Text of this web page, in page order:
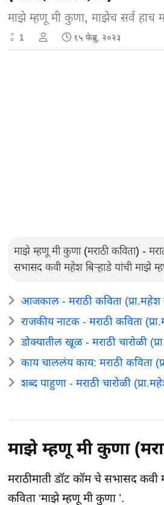
माझे म्हणू मी कुणा, माझेच सर्व हाच
1 १५ फेब्रु, २०२३
माझे म्हणू मी कुणा (मराठी कविता) -
सभासद कवी महेश बिऱ्हाडे यांची माझे
आजकाल - मराठी कविता (प्रा.महेश
राजकीय नाटक - मराठी कविता
डोक्यातील खूळ - मराठी चारोळी
काय चाललंय काय: मराठी कविता
शब्द पाहुणा - मराठी चारोळी
माझे म्हणू मी कुणा
मराठीमाती डॉट कॉम चे सभासद कवी
कविता ‘माझे म्हणू मी कुणा ’.